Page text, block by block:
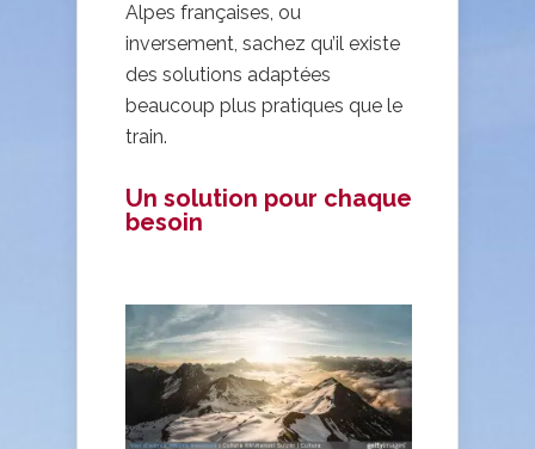
Alpes françaises, ou
inversement, sachez qu’il existe
des solutions adaptées
beaucoup plus pratiques que le
train.
Un solution pour chaque
besoin